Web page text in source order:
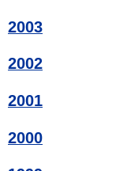
2003
2002
2001
2000